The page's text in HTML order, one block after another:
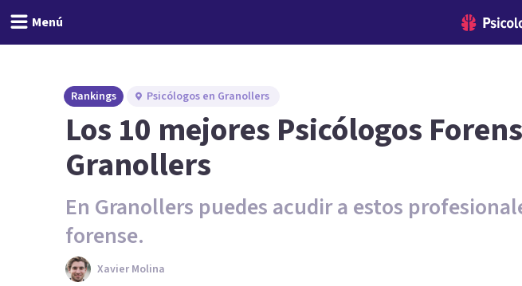
Menú
Rankings Psicólogos en Granollers
Los 10 mejores Psicólogos
Granollers
En Granollers puedes acudir a estos
forense.
Xavier Molina